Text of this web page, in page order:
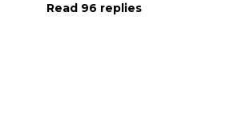
Read 96 replies